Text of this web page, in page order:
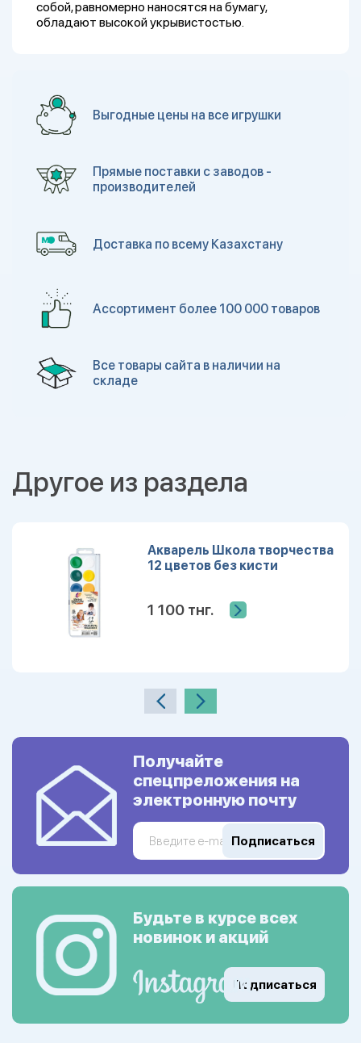
собой, равномерно наносятся на бумагу,
обладают высокой укрывистостью.
Выгодные цены на все игрушки
Прямые поставки с заводов -
производителей
Доставка по всему Казахстану
Ассортимент более 100 000 товаров
Все товары сайта в наличии на
складе
Другое из раздела
Акварель Школа творчества
12 цветов без кисти
1 100 тнг.
Получайте
спецпреложения на
электронную почту
Подписаться
Будьте в курсе всех
новинок и акций
Подписаться